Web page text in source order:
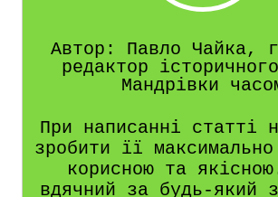
Автор: Павло Чайка,
редактор
Мандрівки
При написанні статті
зробити її
корисною та
вдячний за будь-який